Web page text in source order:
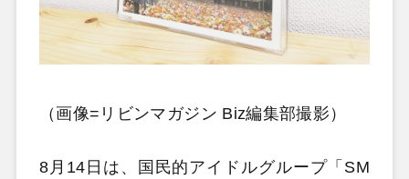
（画像=リビンマガジン Biz編集部撮影）
8月14日は、国民的アイドルグループ「SM